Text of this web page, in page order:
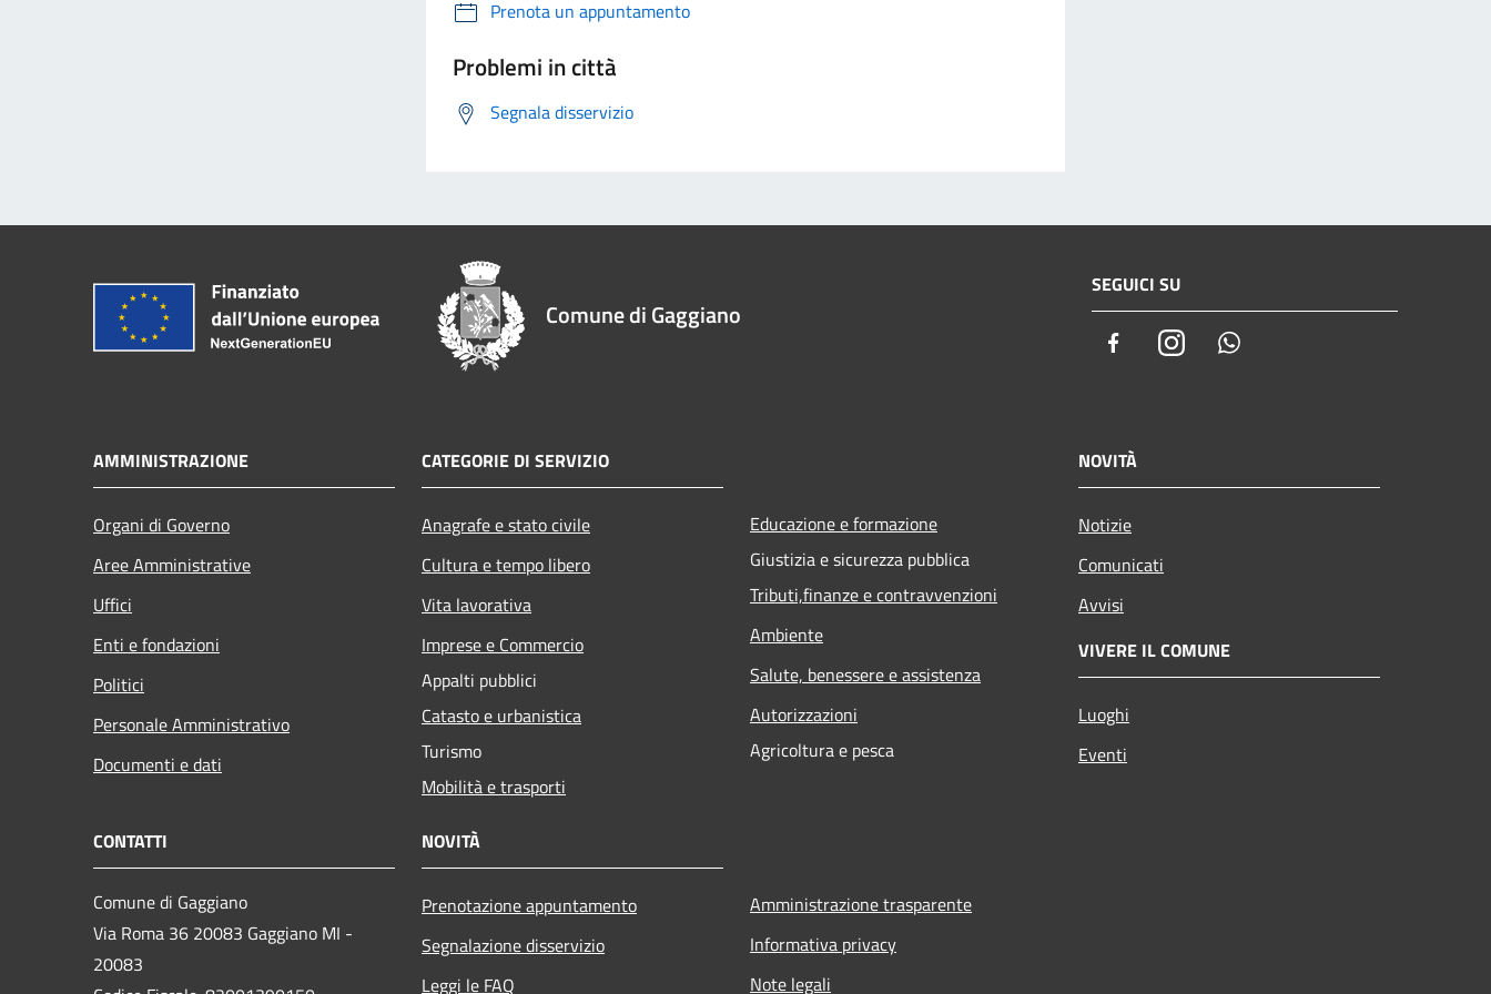
Prenota un appuntamento
Problemi in città
Segnala disservizio
Comune di Gaggiano
SEGUICI SU
FacebookInstagram
AMMINISTRAZIONE
Organi di Governo
Aree Amministrative
Uffici
Enti e fondazioni
Politici
Personale Amministrativo
Documenti e dati
CATEGORIE DI SERVIZIO
Anagrafe e stato civile
Cultura e tempo libero
Vita lavorativa
Imprese e Commercio
Appalti pubblici
Catasto e urbanistica
Turismo
Mobilità e trasporti
Educazione e formazione
Giustizia e sicurezza pubblica
Tributi,finanze e contravvenzioni
Ambiente
Salute, benessere e assistenza
Autorizzazioni
Agricoltura e pesca
NOVITÀ
Notizie
Comunicati
Avvisi
VIVERE IL COMUNE
Luoghi
Eventi
CONTATTI
Comune di Gaggiano
Via Roma 36 20083 Gaggiano MI -
20083
NOVITÀ
Prenotazione appuntamento
Segnalazione disservizio
Leggi le FAQ
Amministrazione trasparente
Informativa privacy
Note legali